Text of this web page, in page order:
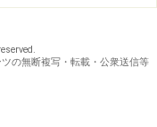
の無断複写・転載・公衆送信等